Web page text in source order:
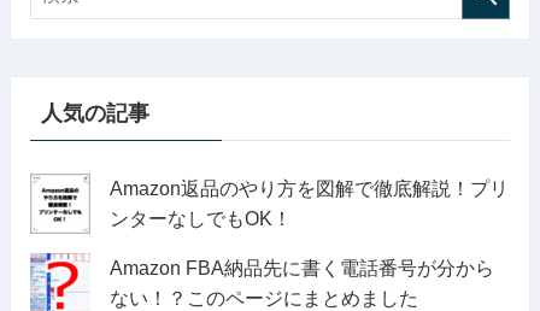
人気の記事
Amazon返品のやり方を図解で徹底解説！プリ
ンターなしでもOK！
Amazon FBA納品先に書く電話番号が分から
ない！？このページにまとめました